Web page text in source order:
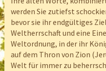
werden Sie zutiefst
bevor sie ihr endgültiges
Weltherrschaft und eine
Weltordnung, in der ihr
auf dem Thron von Zion
Welt für immer zu